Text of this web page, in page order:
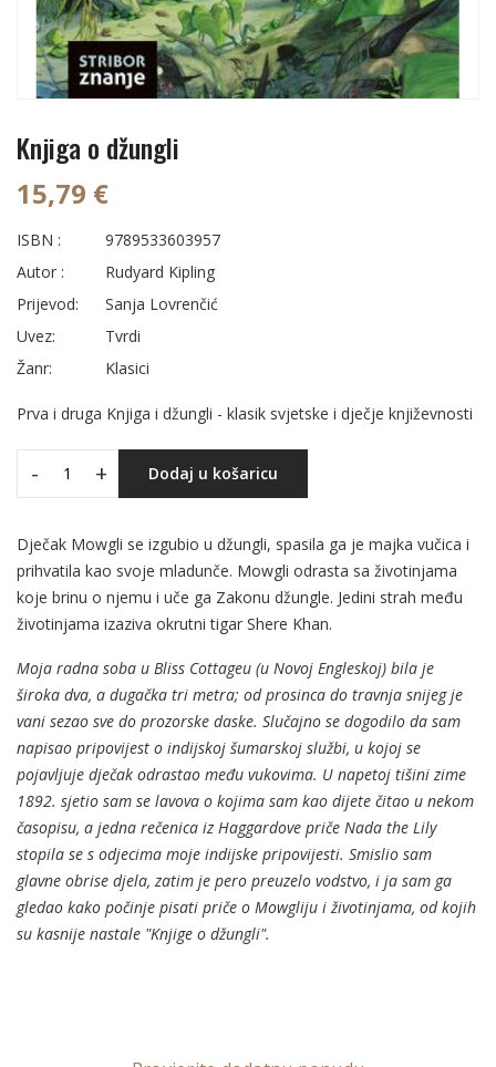
Knjiga o džungli
15,79 €
ISBN :
9789533603957
Autor :
Rudyard Kipling
Prijevod:
Sanja Lovrenčić
Uvez:
Tvrdi
Žanr:
Klasici
Prva i druga Knjiga i džungli - klasik svjetske i dječje književnosti
- + Dodaj u košaricu
Dječak Mowgli se izgubio u džungli, spasila ga je majka vučica i
prihvatila kao svoje mladunče. Mowgli odrasta sa životinjama
koje brinu o njemu i uče ga Zakonu džungle. Jedini strah među
životinjama izaziva okrutni tigar Shere Khan.
Moja radna soba u Bliss Cottageu (u Novoj Engleskoj) bila je
široka dva, a dugačka tri metra; od prosinca do travnja snijeg je
vani sezao sve do prozorske daske. Slučajno se dogodilo da sam
napisao pripovijest o indijskoj šumarskoj službi, u kojoj se
pojavljuje dječak odrastao među vukovima. U napetoj tišini zime
1892. sjetio sam se lavova o kojima sam kao dijete čitao u nekom
časopisu, a jedna rečenica iz Haggardove priče Nada the Lily
stopila se s odjecima moje indijske pripovijesti. Smislio sam
glavne obrise djela, zatim je pero preuzelo vodstvo, i ja sam ga
gledao kako počinje pisati priče o Mowgliju i životinjama, od kojih
su kasnije nastale "Knjige o džungli".